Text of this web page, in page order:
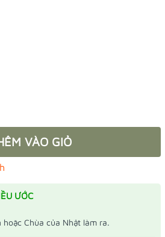
VÀO GIỎ
ƯỚC
Chùa của Nhật làm ra.